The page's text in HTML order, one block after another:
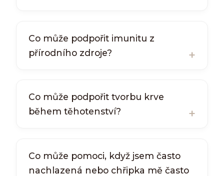
Co může podpořit imunitu z
přírodního zdroje?
Co může podpořit tvorbu krve
během těhotenství?
Co může pomoci, když jsem často
nachlazená nebo chřipka mě často